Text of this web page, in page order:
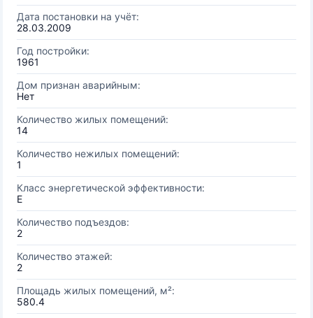
Дата постановки на учёт:
28.03.2009
Год постройки:
1961
Дом признан аварийным:
Нет
Количество жилых помещений:
14
Количество нежилых помещений:
1
Класс энергетической эффективности:
E
Количество подъездов:
2
Количество этажей:
2
Площадь жилых помещений, м²:
580.4